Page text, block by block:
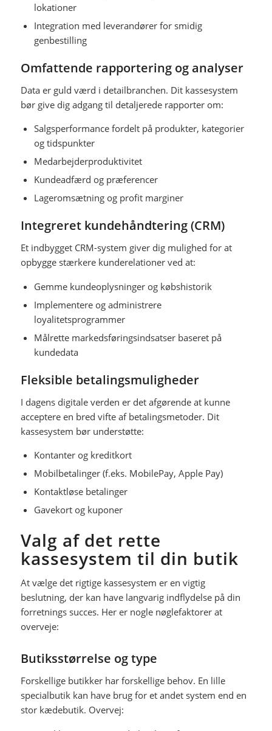
lokationer
Integration med leverandører for smidig
genbestilling
Omfattende rapportering og analyser
Data er guld værd i detailbranchen. Dit kassesystem
bør give dig adgang til detaljerede rapporter om:
Salgsperformance fordelt på produkter, kategorier
og tidspunkter
Medarbejderproduktivitet
Kundeadfærd og præferencer
Lageromsætning og profit marginer
Integreret kundehåndtering (CRM)
Et indbygget CRM-system giver dig mulighed for at
opbygge stærkere kunderelationer ved at:
Gemme kundeoplysninger og købshistorik
Implementere og administrere
loyalitetsprogrammer
Målrette markedsføringsindsatser baseret på
kundedata
Fleksible betalingsmuligheder
I dagens digitale verden er det afgørende at kunne
acceptere en bred vifte af betalingsmetoder. Dit
kassesystem bør understøtte:
Kontanter og kreditkort
Mobilbetalinger (f.eks. MobilePay, Apple Pay)
Kontaktløse betalinger
Gavekort og kuponer
Valg af det rette
kassesystem til din butik
At vælge det rigtige kassesystem er en vigtig
beslutning, der kan have langvarig indflydelse på din
forretnings succes. Her er nogle nøglefaktorer at
overveje:
Butiksstørrelse og type
Forskellige butikker har forskellige behov. En lille
specialbutik kan have brug for et andet system end en
stor kædebutik. Overvej: